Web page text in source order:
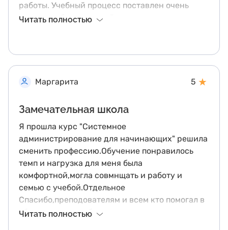
работы. Учебный процесс поставлен очень
грамотно, блоки лекций и дополнительные
отметить профессионализм преподавателей и
экспертов. Особая благодарность куратору за
быстрые ответы на все возникающие в
обратную связь экспертов и преподавателей. У
меня возникло ощущение, что я занимаюсь на
индивидуальных курсах! Все знания,
полученные в рамках этой профессии, будут
использованы мной для осуществления
профессиональной деятельности.
Читать полностью
Маргарита 5 ★
Замечательная школа
Я прошла курс "Системное
администрирование для начинающих" решила
сменить профессию.Обучение понравилось
темп и нагрузка для меня была
комфортной,могла совмнщать и работу и
семью с учебой.Отдельное
Спасибо,преподователям и всем кто помогал в
обучении,всегда были на связи и помогали во
Читать полностью